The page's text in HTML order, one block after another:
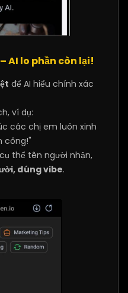
AI lo phần còn lại!
để AI hiểu chính xác
ví dụ:
các chị em luôn xinh
công!"
thể tên người nhận,
đúng vibe.